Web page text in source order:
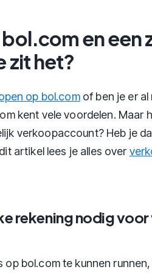
en een
zit het?
op bol.comof ben je er al
kent vele voordelen. Maar
verkoopaccount? Heb je
artikel lees je alles over
rekening nodig
op bol.com te kunnen